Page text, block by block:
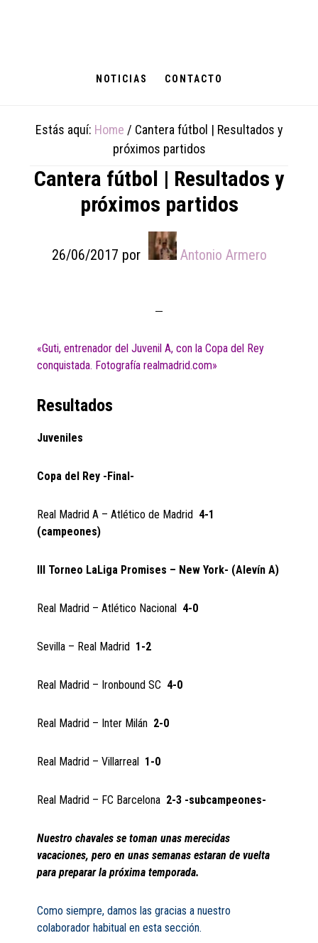
NOTICIAS CONTACTO
Estás aquí: Home / Cantera fútbol | Resultados y
próximos partidos
Cantera fútbol | Resultados y
próximos partidos
26/06/2017 por Antonio Armero
«Guti, entrenador del Juvenil A, con la Copa del Rey
conquistada. Fotografía realmadrid.com»
Resultados
Juveniles
Copa del Rey -Final-
Real Madrid A – Atlético de Madrid 4-1
(campeones)
III Torneo LaLiga Promises – New York- (Alevín A)
Real Madrid – Atlético Nacional 4-0
Sevilla – Real Madrid 1-2
Real Madrid – Ironbound SC 4-0
Real Madrid – Inter Milán 2-0
Real Madrid – Villarreal 1-0
Real Madrid – FC Barcelona 2-3 -subcampeones-
Nuestro chavales se toman unas merecidas
vacaciones, pero en unas semanas estaran de vuelta
para preparar la próxima temporada.
Como siempre, damos las gracias a nuestro
colaborador habitual en esta sección.